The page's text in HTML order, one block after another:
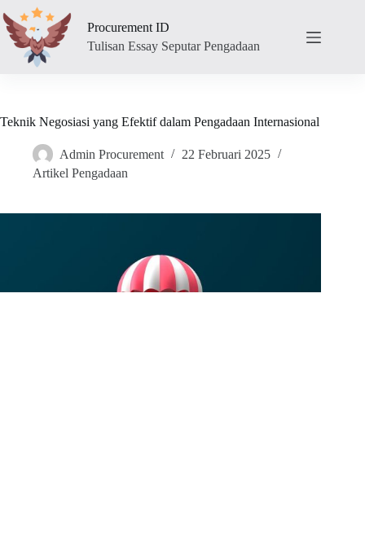
to
content
Procurement ID
Tulisan Essay Seputar Pengadaan
Teknik Negosiasi yang Efektif dalam Pengadaan Internasional
Admin Procurement
22 Februari 2025
Artikel Pengadaan